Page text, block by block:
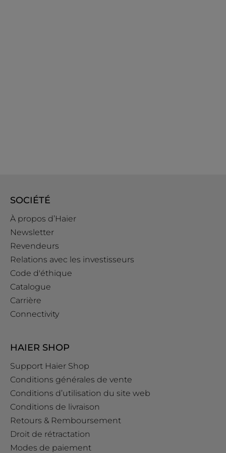
SOCIÉTÉ
À propos d’Haier
Newsletter
Revendeurs
Relations avec les investisseurs
Code d'éthique
Catalogue
Carrière
Connectivity
HAIER SHOP
Support Haier Shop
Conditions générales de vente
Conditions d’utilisation du site web
Conditions de livraison
Retours & Remboursement
Droit de rétractation
Modes de paiement